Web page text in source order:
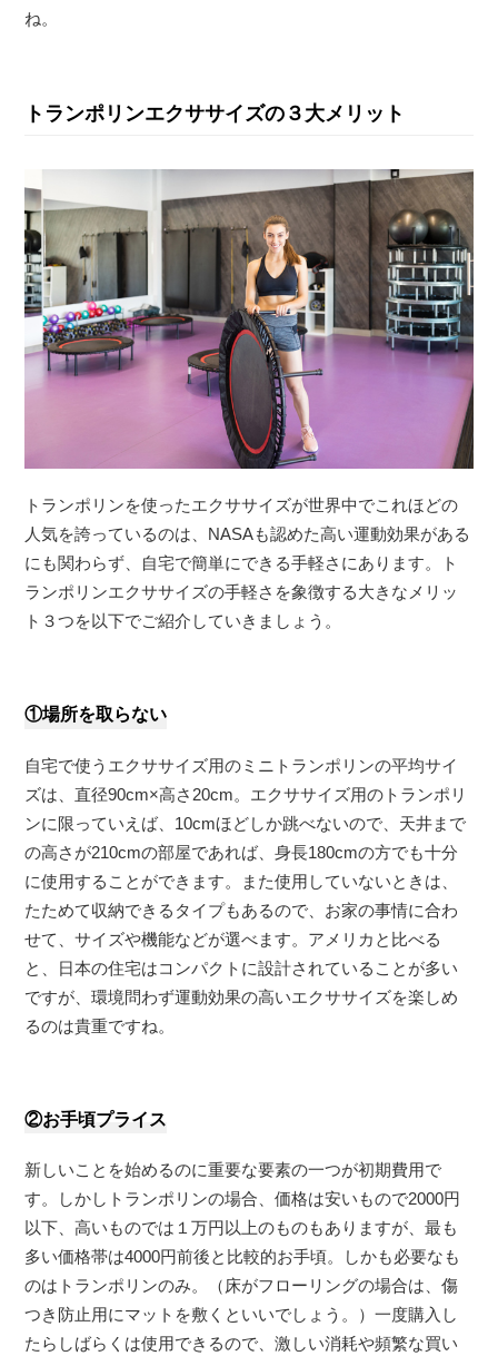
ね。
トランポリンエクササイズの３大メリット
トランポリンを使ったエクササイズが世界中でこれほどの
人気を誇っているのは、NASAも認めた高い運動効果がある
にも関わらず、自宅で簡単にできる手軽さにあります。ト
ランポリンエクササイズの手軽さを象徴する大きなメリッ
ト３つを以下でご紹介していきましょう。
①場所を取らない
自宅で使うエクササイズ用のミニトランポリンの平均サイ
ズは、直径90cm×高さ20cm。エクササイズ用のトランポリ
ンに限っていえば、10cmほどしか跳べないので、天井まで
の高さが210cmの部屋であれば、身長180cmの方でも十分
に使用することができます。また使用していないときは、
たためて収納できるタイプもあるので、お家の事情に合わ
せて、サイズや機能などが選べます。アメリカと比べる
と、日本の住宅はコンパクトに設計されていることが多い
ですが、環境問わず運動効果の高いエクササイズを楽しめ
るのは貴重ですね。
②お手頃プライス
新しいことを始めるのに重要な要素の一つが初期費用で
す。しかしトランポリンの場合、価格は安いもので2000円
以下、高いものでは１万円以上のものもありますが、最も
多い価格帯は4000円前後と比較的お手頃。しかも必要なも
のはトランポリンのみ。（床がフローリングの場合は、傷
つき防止用にマットを敷くといいでしょう。）一度購入し
たらしばらくは使用できるので、激しい消耗や頻繁な買い